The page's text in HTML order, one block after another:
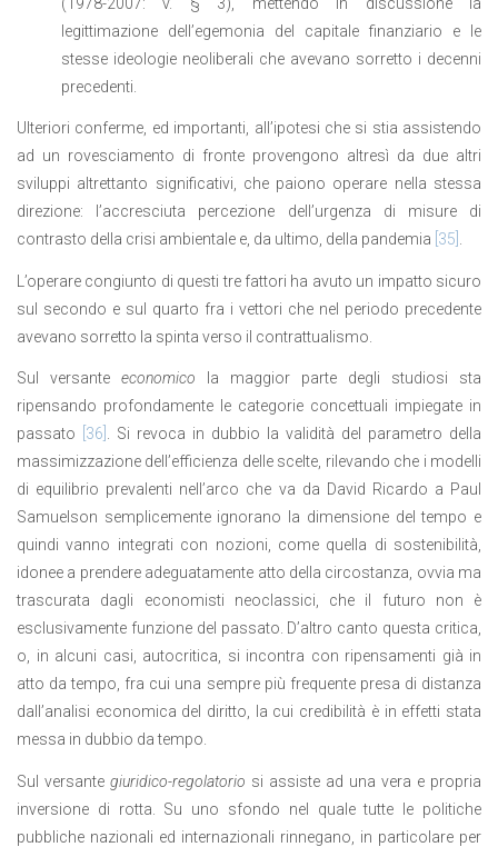
legittimazione dell’egemonia del capitale finanziario e le
stesse ideologie neoliberali che avevano sorretto i decenni
precedenti.
Ulteriori conferme, ed importanti, all’ipotesi che si stia assistendo
ad un rovesciamento di fronte provengono altresì da due altri
sviluppi altrettanto significativi, che paiono operare nella stessa
direzione: l’accresciuta percezione dell’urgenza di misure di
contrasto della crisi ambientale e, da ultimo, della pandemia [35] .
L’operare congiunto di questi tre fattori ha avuto un impatto sicuro
sul secondo e sul quarto fra i vettori che nel periodo precedente
avevano sorretto la spinta verso il contrattualismo.
Sul versante economico
la maggior parte degli studiosi sta
ripensando profondamente le categorie concettuali impiegate in
passato
[36] . Si revoca in dubbio la validità del parametro della
massimizzazione dell’efficienza delle scelte, rilevando che i modelli
di equilibrio prevalenti nell’arco che va da David Ricardo a Paul
Samuelson semplicemente ignorano la dimensione del tempo e
quindi vanno integrati con nozioni, come quella di sostenibilità,
idonee a prendere adeguatamente atto della circostanza, ovvia ma
trascurata dagli economisti neoclassici, che il futuro non è
esclusivamente funzione del passato. D’altro canto questa critica,
o, in alcuni casi, autocritica, si incontra con ripensamenti già in
atto da tempo, fra cui una sempre più frequente presa di distanza
dall’analisi economica del diritto, la cui credibilità è in effetti stata
messa in dubbio da tempo.
Sul versante giuridico-regolatorio si assiste ad una vera e propria
inversione di rotta. Su uno sfondo nel quale tutte le politiche
pubbliche nazionali ed internazionali rinnegano, in particolare per